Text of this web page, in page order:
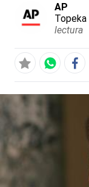
AP
Topeka
lectura